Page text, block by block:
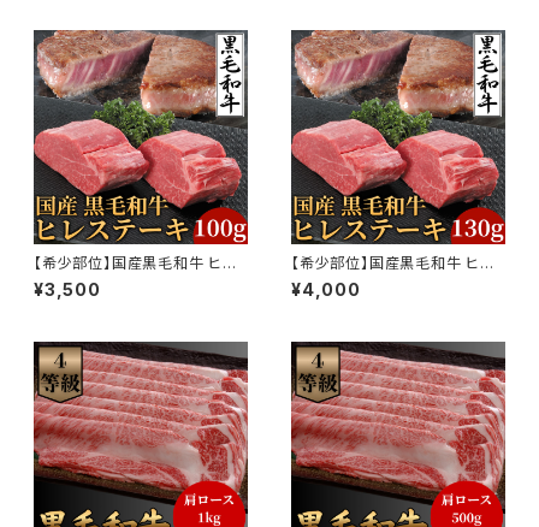
【希少部位】国産黒毛和牛 ヒレ
ステーキ 100g
¥3,500
【希少部位】国産黒毛和牛 ヒレ
ステーキ 130g
¥4,000